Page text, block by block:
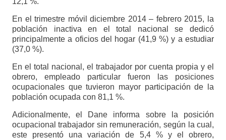
En el trimestre móvil diciembre 2014 – febrero 2015, la
población inactiva en el total nacional se dedicó
principalmente a oficios del hogar (41,9 %) y a estudiar
(37,0 %).
En el total nacional, el trabajador por cuenta propia y el
obrero, empleado particular fueron las posiciones
ocupacionales que tuvieron mayor participación de la
población ocupada con 81,1 %.
Adicionalmente, el Dane informa sobre la posición
ocupacional trabajador sin remuneración, según la cual,
este presentó una variación de 5,4 % y el obrero,